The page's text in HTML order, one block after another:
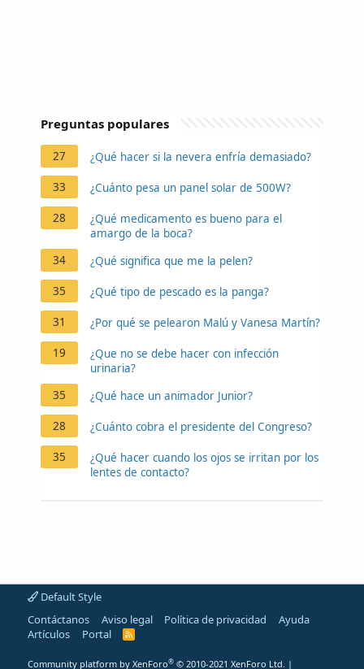
Preguntas populares
27 ¿Qué hacer si la nevera enfría demasiado?
33 ¿Cuánto pesa un panel solar de 500W?
28
¿Qué medicamento es bueno para el
amargo de la boca?
34
¿Qué significa que me la pelen?
35 ¿Qué tipo de pescado es la panga?
31 ¿Por qué se pelearon Malú y Vanesa Martín?
19
¿Que no se debe hacer con infección
urinaria?
35
¿Qué hace un animador Junior?
28 ¿Cuánto cobra el presidente del Congreso?
35
¿Qué hacer cuando los ojos se irritan por los
lentes de contacto?
Default Style
Contáctanos
Aviso legal Política de privacidad
Ayuda
Artículos
Portal
R
Community platform by XenForo® © 2010-2021 XenForo Ltd. |